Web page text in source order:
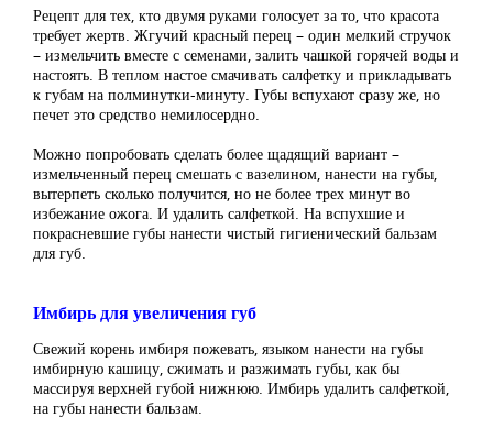
Рецепт для тех, кто двумя руками голосует за то, что красота
требует жертв. Жгучий красный перец – один мелкий стручок
– измельчить вместе с семенами, залить чашкой горячей воды и
настоять. В теплом настое смачивать салфетку и прикладывать
к губам на полминутки-минуту. Губы вспухают сразу же, но
печет это средство немилосердно.
Можно попробовать сделать более щадящий вариант –
измельченный перец смешать с вазелином, нанести на губы,
вытерпеть сколько получится, но не более трех минут во
избежание ожога. И удалить салфеткой. На вспухшие и
покрасневшие губы нанести чистый гигиенический бальзам
для губ.
Имбирь для увеличения губ
Свежий корень имбиря пожевать, языком нанести на губы
имбирную кашицу, сжимать и разжимать губы, как бы
массируя верхней губой нижнюю. Имбирь удалить салфеткой,
на губы нанести бальзам.